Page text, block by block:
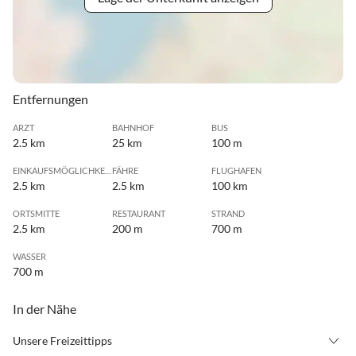
Entfernungen
ARZT
2.5 km
BAHNHOF
25 km
BUS
100 m
2.5 km
FÄHRE
2.5 km
FLUGHAFEN
100 km
ORTSMITTE
2.5 km
RESTAURANT
200 m
STRAND
700 m
WASSER
700 m
In der Nähe
Unsere Freizeittipps